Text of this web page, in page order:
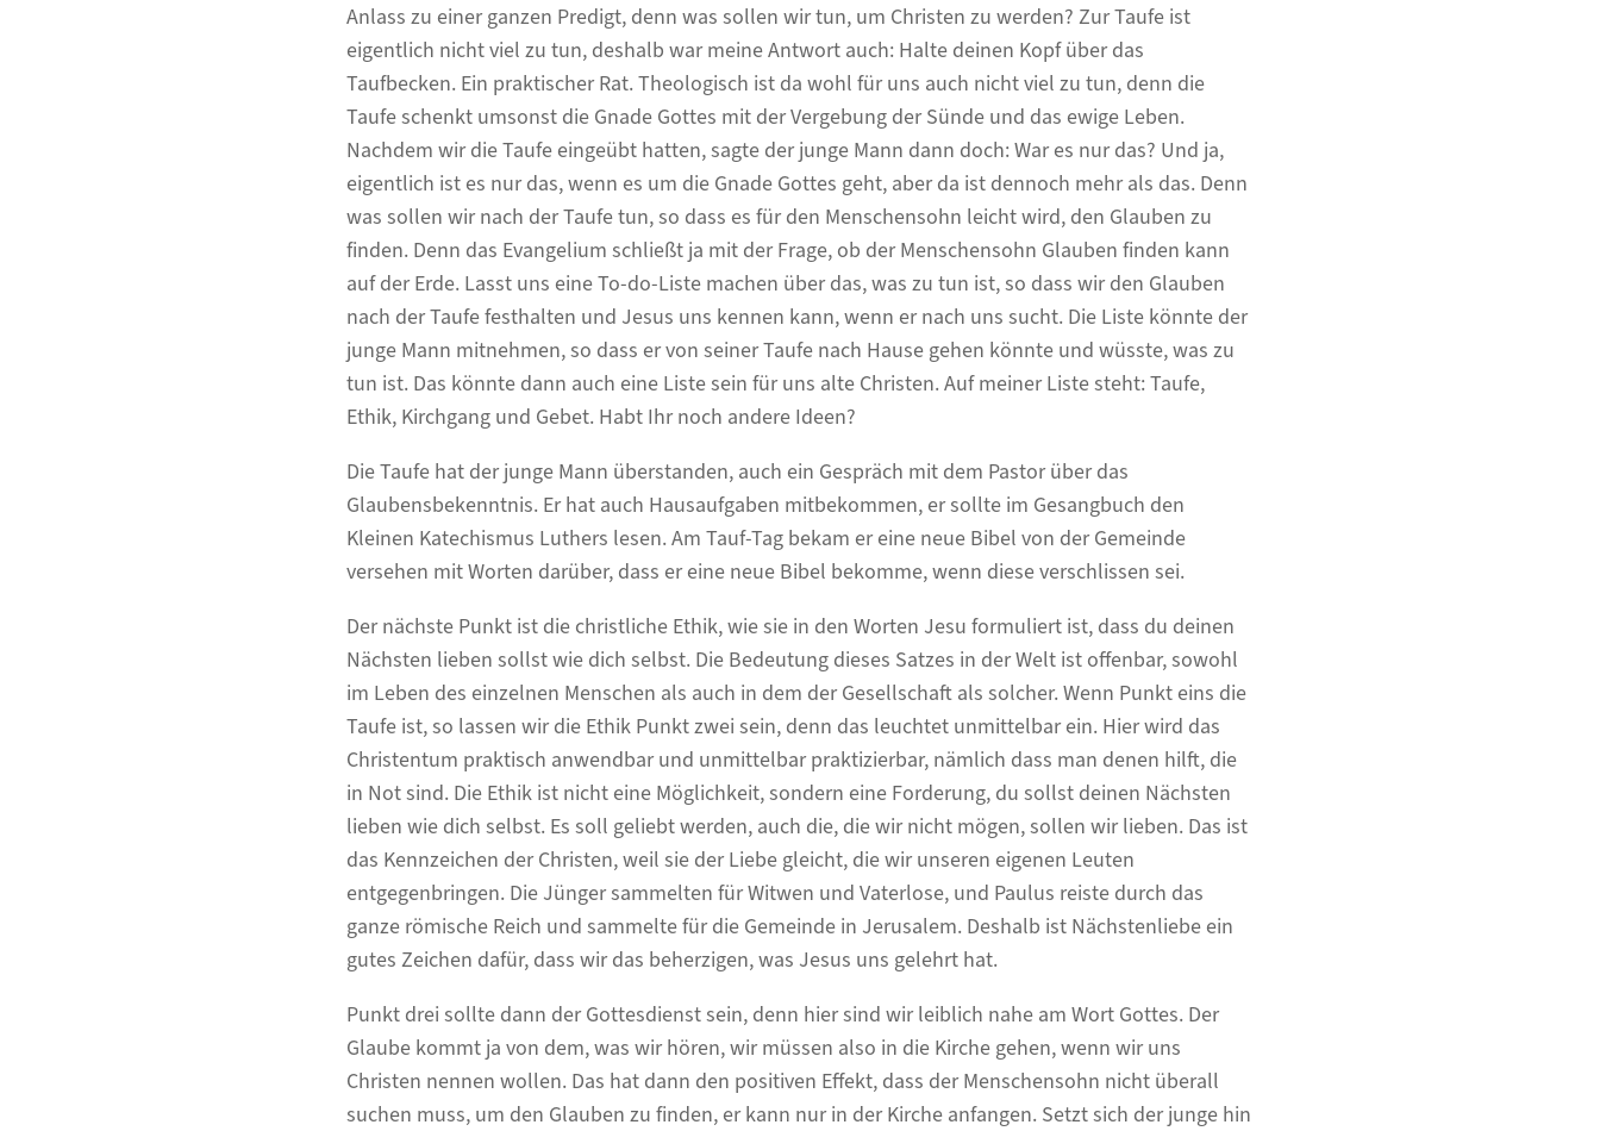
Anlass zu einer ganzen Predigt, denn was sollen wir tun, um Christen zu werden? Zur Taufe ist
eigentlich nicht viel zu tun, deshalb war meine Antwort auch: Halte deinen Kopf über das
Taufbecken. Ein praktischer Rat. Theologisch ist da wohl für uns auch nicht viel zu tun, denn die
Taufe schenkt umsonst die Gnade Gottes mit der Vergebung der Sünde und das ewige Leben.
Nachdem wir die Taufe eingeübt hatten, sagte der junge Mann dann doch: War es nur das? Und ja,
eigentlich ist es nur das, wenn es um die Gnade Gottes geht, aber da ist dennoch mehr als das. Denn
was sollen wir nach der Taufe tun, so dass es für den Menschensohn leicht wird, den Glauben zu
finden. Denn das Evangelium schließt ja mit der Frage, ob der Menschensohn Glauben finden kann
auf der Erde. Lasst uns eine To-do-Liste machen über das, was zu tun ist, so dass wir den Glauben
nach der Taufe festhalten und Jesus uns kennen kann, wenn er nach uns sucht. Die Liste könnte der
junge Mann mitnehmen, so dass er von seiner Taufe nach Hause gehen könnte und wüsste, was zu
tun ist. Das könnte dann auch eine Liste sein für uns alte Christen. Auf meiner Liste steht: Taufe,
Ethik, Kirchgang und Gebet. Habt Ihr noch andere Ideen?
Die Taufe hat der junge Mann überstanden, auch ein Gespräch mit dem Pastor über das
Glaubensbekenntnis. Er hat auch Hausaufgaben mitbekommen, er sollte im Gesangbuch den
Kleinen Katechismus Luthers lesen. Am Tauf-Tag bekam er eine neue Bibel von der Gemeinde
versehen mit Worten darüber, dass er eine neue Bibel bekomme, wenn diese verschlissen sei.
Der nächste Punkt ist die christliche Ethik, wie sie in den Worten Jesu formuliert ist, dass du deinen
Nächsten lieben sollst wie dich selbst. Die Bedeutung dieses Satzes in der Welt ist offenbar, sowohl
im Leben des einzelnen Menschen als auch in dem der Gesellschaft als solcher. Wenn Punkt eins die
Taufe ist, so lassen wir die Ethik Punkt zwei sein, denn das leuchtet unmittelbar ein. Hier wird das
Christentum praktisch anwendbar und unmittelbar praktizierbar, nämlich dass man denen hilft, die
in Not sind. Die Ethik ist nicht eine Möglichkeit, sondern eine Forderung, du sollst deinen Nächsten
lieben wie dich selbst. Es soll geliebt werden, auch die, die wir nicht mögen, sollen wir lieben. Das ist
das Kennzeichen der Christen, weil sie der Liebe gleicht, die wir unseren eigenen Leuten
entgegenbringen. Die Jünger sammelten für Witwen und Vaterlose, und Paulus reiste durch das
ganze römische Reich und sammelte für die Gemeinde in Jerusalem. Deshalb ist Nächstenliebe ein
gutes Zeichen dafür, dass wir das beherzigen, was Jesus uns gelehrt hat.
Punkt drei sollte dann der Gottesdienst sein, denn hier sind wir leiblich nahe am Wort Gottes. Der
Glaube kommt ja von dem, was wir hören, wir müssen also in die Kirche gehen, wenn wir uns
Christen nennen wollen. Das hat dann den positiven Effekt, dass der Menschensohn nicht überall
suchen muss, um den Glauben zu finden, er kann nur in der Kirche anfangen. Setzt sich der junge hin